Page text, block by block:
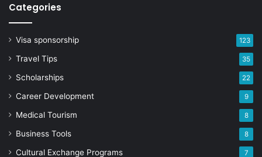
Categories
Visa sponsorship 123
Travel Tips 35
Scholarships 22
Career Development 9
Medical Tourism 8
Business Tools 8
Cultural Exchange Programs 7